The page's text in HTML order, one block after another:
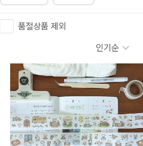
품절상품 제외
인기순